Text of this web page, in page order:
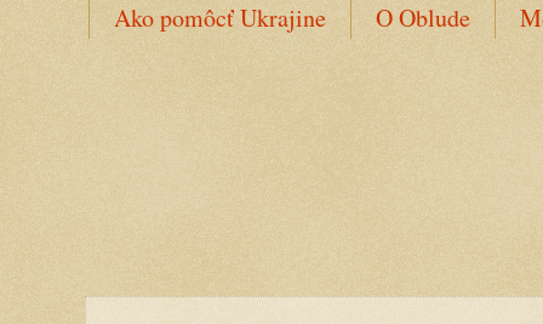
Ako pomôcť Ukrajine O Oblude